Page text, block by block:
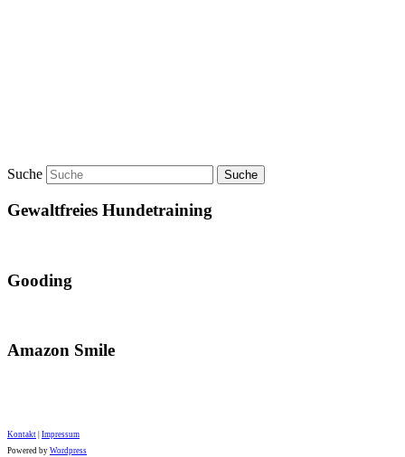
Suche
Gewaltfreies Hundetraining
Gooding
Amazon Smile
Kontakt Impressum
Powered by Wordpress